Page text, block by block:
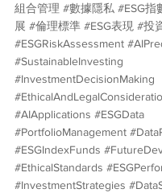
組合管理 #數據隱私 #ESG指
展 #倫理標準 #ESG表現 #投
#ESGRiskAssessment
#SustainableInvesting
#InvestmentDecisionMaking
#AIApplications #ESGData
#PortfolioManagement
#ESGIndexFunds
#EthicalStandards
#InvestmentStrategies